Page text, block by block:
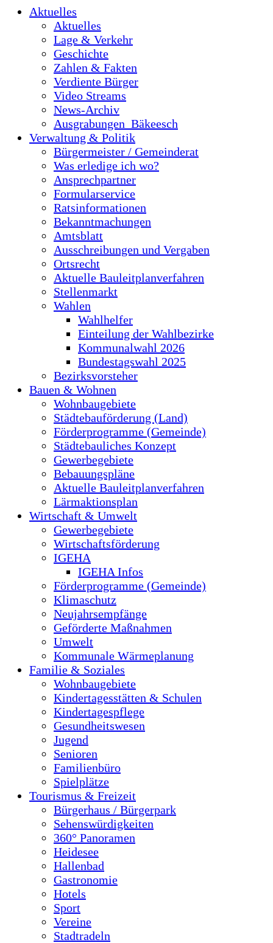
Aktuelles
Aktuelles
Lage & Verkehr
Geschichte
Zahlen & Fakten
Verdiente Bürger
Video Streams
News-Archiv
Ausgrabungen_Bäkeesch
Verwaltung & Politik
Bürgermeister / Gemeinderat
Was erledige ich wo?
Ansprechpartner
Formularservice
Ratsinformationen
Bekanntmachungen
Amtsblatt
Ausschreibungen und Vergaben
Ortsrecht
Aktuelle Bauleitplanverfahren
Stellenmarkt
Wahlen
Wahlhelfer
Einteilung der Wahlbezirke
Kommunalwahl 2026
Bundestagswahl 2025
Bezirksvorsteher
Bauen & Wohnen
Wohnbaugebiete
Städtebauförderung (Land)
Förderprogramme (Gemeinde)
Städtebauliches Konzept
Gewerbegebiete
Bebauungspläne
Aktuelle Bauleitplanverfahren
Lärmaktionsplan
Wirtschaft & Umwelt
Gewerbegebiete
Wirtschaftsförderung
IGEHA
IGEHA Infos
Förderprogramme (Gemeinde)
Klimaschutz
Neujahrsempfänge
Geförderte Maßnahmen
Umwelt
Kommunale Wärmeplanung
Familie & Soziales
Wohnbaugebiete
Kindertagesstätten & Schulen
Kindertagespflege
Gesundheitswesen
Jugend
Senioren
Familienbüro
Spielplätze
Tourismus & Freizeit
Bürgerhaus / Bürgerpark
Sehenswürdigkeiten
360° Panoramen
Heidesee
Hallenbad
Gastronomie
Hotels
Sport
Vereine
Stadtradeln